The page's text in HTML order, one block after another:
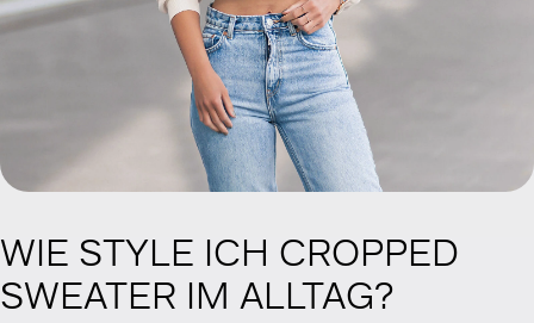
WIE STYLE ICH CROPPED
SWEATER IM ALLTAG?